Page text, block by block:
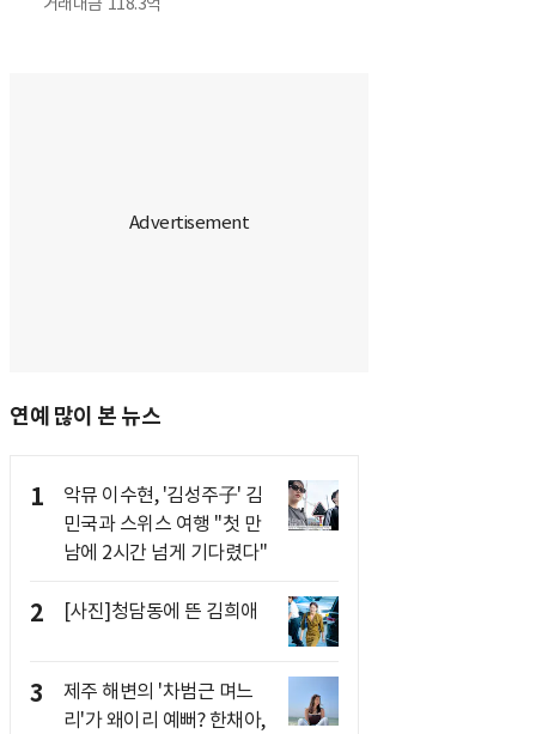
연예 많이 본 뉴스
1
악뮤 이수현, '김성주子' 김
민국과 스위스 여행 "첫 만
남에 2시간 넘게 기다렸다"
2 [사진]청담동에 뜬 김희애
3
제주 해변의 '차범근 며느
리'가 왜이리 예뻐? 한채아,